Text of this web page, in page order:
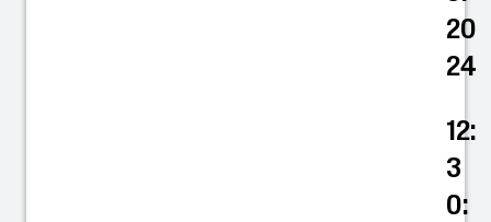
20
24
12:
3
0: